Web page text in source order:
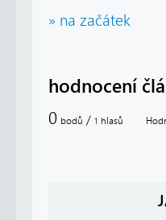
» na začátek
hodnocení
0 bodů / 1 hlasů